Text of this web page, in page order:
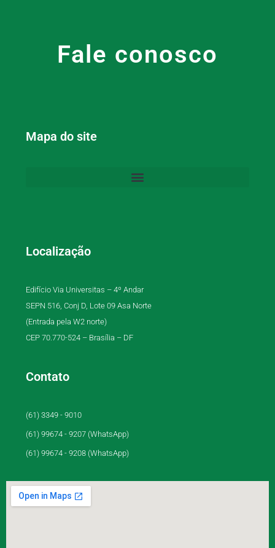
Fale conosco
Mapa do site
Localização
Edifício Via Universitas – 4º Andar
SEPN 516, Conj D, Lote 09 Asa Norte
(Entrada pela W2 norte)
CEP 70.770-524 – Brasília – DF
Contato
(61) 3349 - 9010
(61) 99674 - 9207 (WhatsApp)
(61) 99674 - 9208 (WhatsApp)